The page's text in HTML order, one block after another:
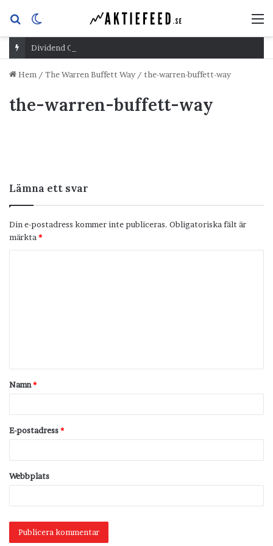
Sök
efterskin
Dividend Overshoot Day
Hem / The Warren Buffett Way / the-warren-buffett-way
the-warren-buffett-way
Lämna ett svar
Din e-postadress kommer inte publiceras. Obligatoriska fält är
märkta *
t
a
Namn*
E-postadress*
Webbplats